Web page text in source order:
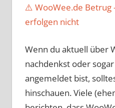
⚠️ WooWee.de Betrug
erfolgen nicht
Wenn du aktuell über
nachdenkst oder
angemeldet bist,
hinschauen. Viele